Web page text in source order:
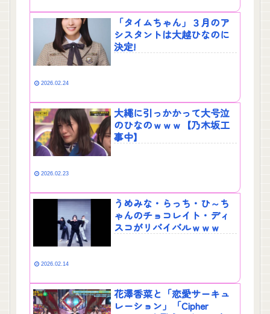
「タイムちゃん」３月のア
シスタントは大越ひなのに
決定!
2026.02.24
大繩に引っかかって大号泣
のひなのｗｗｗ【乃木坂工
事中】
2026.02.23
うめみな・らっち・ひ～ち
ゃんのチョコレイト・ディ
スコがリバイバルｗｗｗ
2026.02.14
花澤香菜と「恋愛サーキュ
レーション」「Cipher